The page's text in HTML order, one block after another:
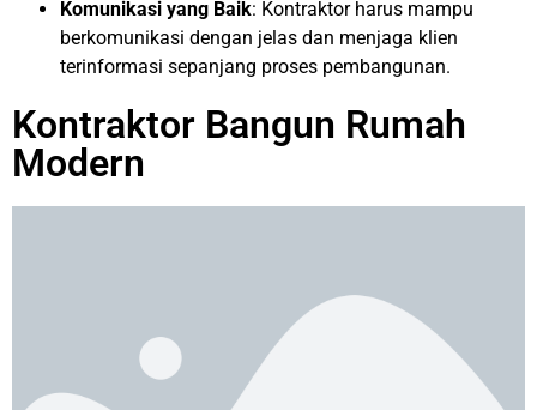
Komunikasi yang Baik: Kontraktor harus mampu
berkomunikasi dengan jelas dan menjaga klien
terinformasi sepanjang proses pembangunan.
Kontraktor Bangun Rumah
Modern